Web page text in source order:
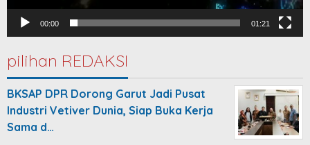
00:00 01:21
pilihan REDAKSI
BKSAP DPR Dorong Garut Jadi Pusat
Industri Vetiver Dunia, Siap Buka Kerja
Sama d…